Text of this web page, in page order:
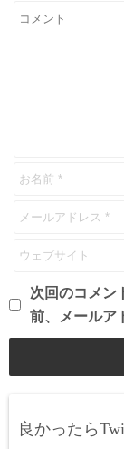
次回のコメン
前、メールア
良かったら